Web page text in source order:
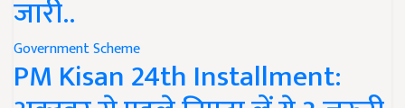
जारी..
Government Scheme
PM Kisan 24th Installment: